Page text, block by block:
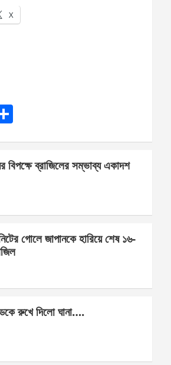
X
e
বিপক্ষে ব্রাজিলের সম্ভাব্য একাদশ
গোলে জাপানকে হারিয়ে শেষ ১৬-
রুখে দিলো ঘানা….